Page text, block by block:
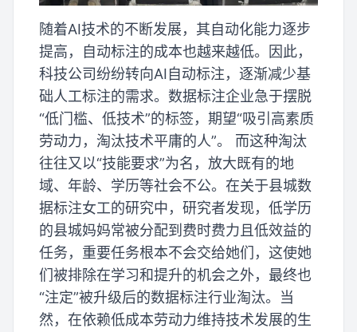
随着AI技术的不断发展，其自动化能力逐步
提高，自动标注的成本也越来越低。因此，
科技公司纷纷转向AI自动标注，逐渐减少基
础人工标注的需求。数据标注企业急于摆脱
“低门槛、低技术”的标签，期望“吸引高素质
劳动力，淘汰技术平庸的人”。 而这种淘汰
往往又以“技能要求”为名，放大既有的地
域、年龄、学历等社会不公。在关于县城数
据标注女工的研究中，研究者发现，低学历
的县城妈妈常被分配到费时费力且低效益的
任务，重要任务根本不会交给她们，这使她
们被排除在学习和提升的机会之外，最终也
“注定”被升级后的数据标注行业淘汰。当
然，在依赖低成本劳动力维持技术发展的生